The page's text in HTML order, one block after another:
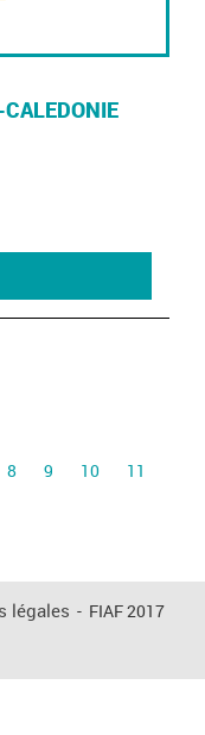
8 9 10
11
légales - FIAF 2017